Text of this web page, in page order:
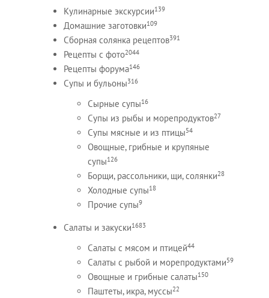
Кулинарные экскурсии139
Домашние заготовки109
Сборная солянка рецептов391
Рецепты c фото2044
Рецепты форума146
Супы и бульоны316
Сырные супы16
Супы из рыбы и морепродуктов27
Супы мясные и из птицы54
Овощные, грибные и крупяные
супы126
Борщи, рассольники, щи, солянки28
Холодные супы18
Прочие супы9
Салаты и закуски1683
Салаты с мясом и птицей44
Салаты с рыбой и морепродуктами59
Овощные и грибные салаты150
Паштеты, икра, муссы22